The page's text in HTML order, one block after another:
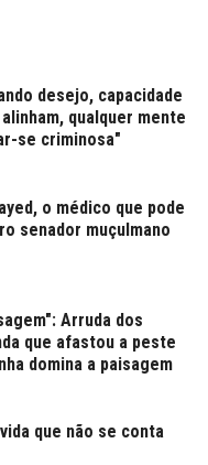
desejo, capacidade
qualquer mente
se criminosa"
o médico que pode
senador muçulmano
Arruda dos
que afastou a peste
domina a paisagem
que não se conta